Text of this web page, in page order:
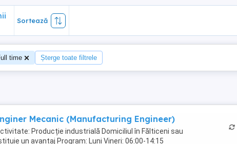
Sortează
time Șterge toate filtrele
Mecanic (Manufacturing Engineer)
Producție industrială Domiciliul în Fălticeni sau
un avantaj Program: Luni Vineri: 06:00-14:15